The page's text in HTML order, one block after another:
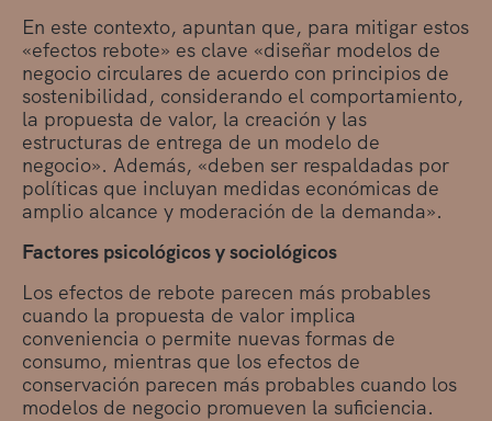
En este contexto, apuntan que, para mitigar estos
«efectos rebote» es clave «diseñar modelos de
negocio circulares de acuerdo con principios de
sostenibilidad, considerando el comportamiento,
la propuesta de valor, la creación y las
estructuras de entrega de un modelo de
negocio». Además, «deben ser respaldadas por
políticas que incluyan medidas económicas de
amplio alcance y moderación de la demanda».
Factores psicológicos y sociológicos
Los efectos de rebote parecen más probables
cuando la propuesta de valor implica
conveniencia o permite nuevas formas de
consumo, mientras que los efectos de
conservación parecen más probables cuando los
modelos de negocio promueven la suficiencia.